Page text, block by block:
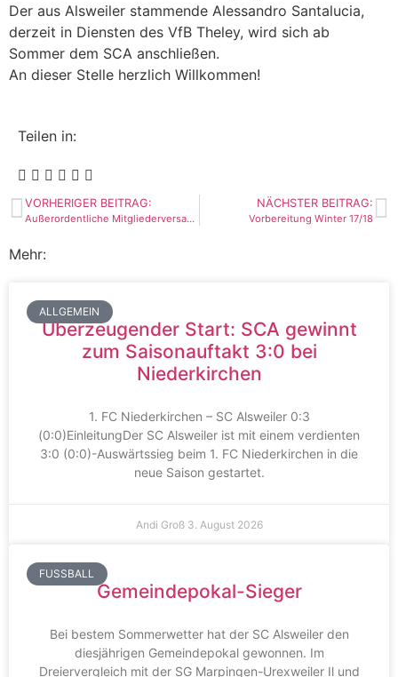
Der aus Alsweiler stammende Alessandro Santalucia,
derzeit in Diensten des VfB Theley, wird sich ab
Sommer dem SCA anschließen.
An dieser Stelle herzlich Willkommen!
Teilen in:
VORHERIGER BEITRAG:
Außerordentliche Mitgliederversammlung am 17.12.2017
NÄCHSTER BEITRAG:
Vorbereitung Winter 17/18
Mehr:
ALLGEMEIN
Überzeugender Start: SCA gewinnt
zum Saisonauftakt 3:0 bei
Niederkirchen
1. FC Niederkirchen – SC Alsweiler 0:3
(0:0)EinleitungDer SC Alsweiler ist mit einem verdienten
3:0 (0:0)-Auswärtssieg beim 1. FC Niederkirchen in die
neue Saison gestartet.
Andi Groß 3. August 2026
FUSSBALL
Gemeindepokal-Sieger
Bei bestem Sommerwetter hat der SC Alsweiler den
diesjährigen Gemeindepokal gewonnen. Im
Dreiervergleich mit der SG Marpingen-Urexweiler Il und